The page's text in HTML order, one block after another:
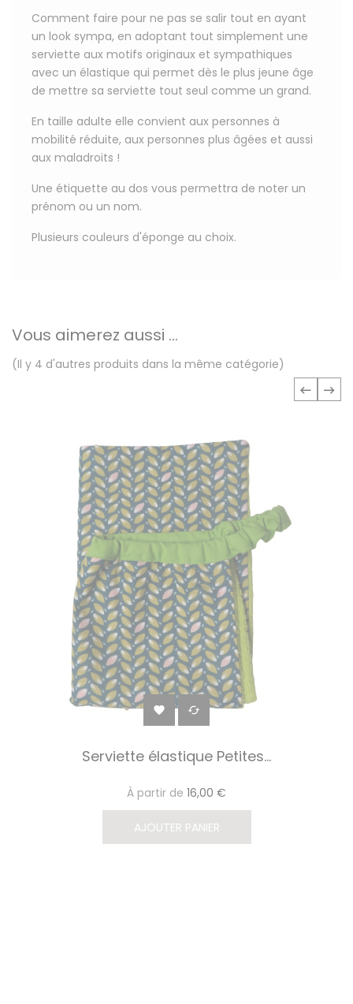
Comment faire pour ne pas se salir tout en ayant
un look sympa, en adoptant tout simplement une
serviette aux motifs originaux et sympathiques
avec un élastique qui permet dès le plus jeune âge
de mettre sa serviette tout seul comme un grand.
En taille adulte elle convient aux personnes à
mobilité réduite, aux personnes plus âgées et aussi
aux maladroits !
Une étiquette au dos vous permettra de noter un
prénom ou un nom.
Plusieurs couleurs d'éponge au choix.
Vous aimerez aussi ...
(Il y 4 d'autres produits dans la même catégorie)
 
Serviette élastique Petites...
À partir de 16,00 €
AJOUTER PANIER